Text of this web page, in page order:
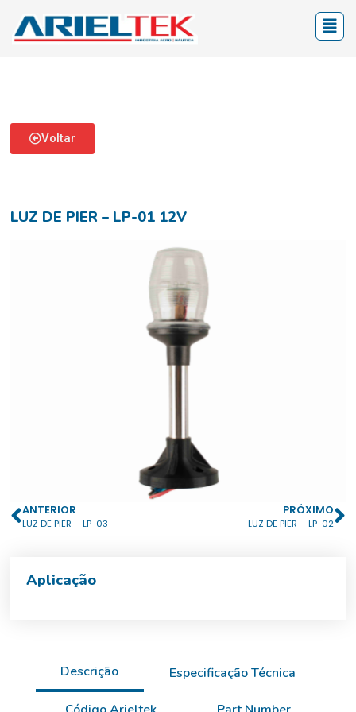
Voltar
LUZ DE PIER – LP-01 12V
ANTERIOR
LUZ DE PIER – LP-03
PRÓXIMO
LUZ DE PIER – LP-02
Aplicação
Descrição Especificação Técnica